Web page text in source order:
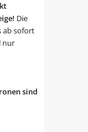
Die
ab sofort
nur
sind